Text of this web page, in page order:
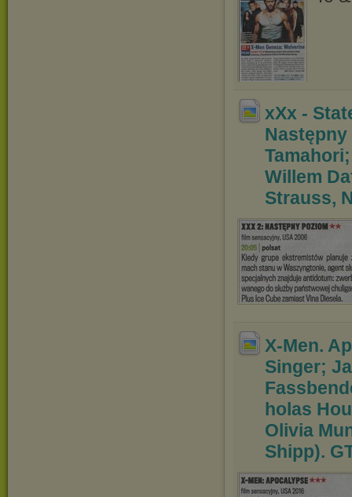
xXx -
Willem
Strauss,
X-Men.
Singer;
holas
Olivia
Shipp).